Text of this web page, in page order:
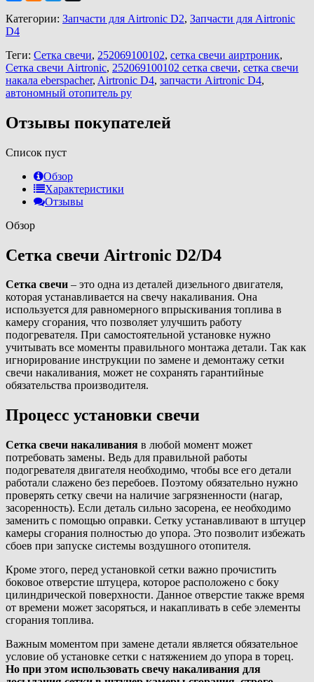
Категории: Запчасти для Airtronic D2, Запчасти для Airtronic
D4
Теги: Сетка свечи, 252069100102, сетка свечи аиртроник,
Сетка свечи Airtronic, 252069100102 сетка свечи, сетка свечи
накала eberspacher, Airtronic D4, запчасти Airtronic D4,
автономный отопитель ру
Отзывы покупателей
Список пуст
Обзор
Характеристики
Отзывы
Обзор
Сетка свечи Airtronic D2/D4
Сетка свечи – это одна из деталей дизельного двигателя,
которая устанавливается на свечу накаливания. Она
используется для равномерного впрыскивания топлива в
камеру сгорания, что позволяет улучшить работу
подогревателя. При самостоятельной установке нужно
учитывать все моменты правильного монтажа детали. Так как
игнорирование инструкции по замене и демонтажу сетки
свечи накаливания, может не сохранять гарантийные
обязательства производителя.
Процесс установки свечи
Сетка свечи накаливания в любой момент может
потребовать замены. Ведь для правильной работы
подогревателя двигателя необходимо, чтобы все его детали
работали слажено без перебоев. Поэтому обязательно нужно
проверять сетку свечи на наличие загрязненности (нагар,
засоренность). Если деталь сильно засорена, ее необходимо
заменить с помощью оправки. Сетку устанавливают в штуцер
камеры сгорания полностью до упора. Это позволит избежать
сбоев при запуске системы воздушного отопителя.
Кроме этого, перед установкой сетки важно прочистить
боковое отверстие штуцера, которое расположено с боку
цилиндрической поверхности. Данное отверстие также время
от времени может засоряться, и накапливать в себе элементы
сгорания топлива.
Важным моментом при замене детали является обязательное
условие об установке сетки с натяжением до упора в торец.
Но при этом использовать свечу накаливания для